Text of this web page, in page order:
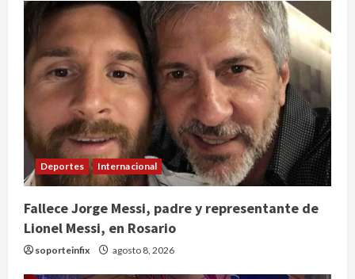
Deportes Internacional
Fallece Jorge Messi, padre y representante de
Lionel Messi, en Rosario
soporteinfix agosto 8, 2026